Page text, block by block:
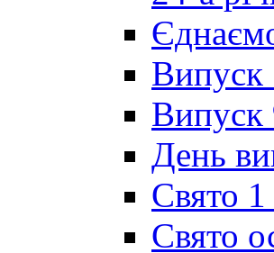
Випуск
Випуск
День
Свято
Свято